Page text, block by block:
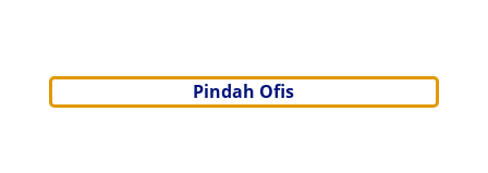
Pindah Ofis